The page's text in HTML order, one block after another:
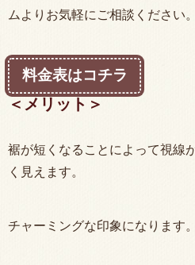
ムよりお気軽にご相談ください。
料金表はコチラ
＜メリット＞
裾が短くなることによって視線
く見えます。
チャーミングな印象になります。